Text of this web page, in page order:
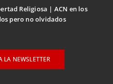
Religiosa
ACN en los
pero no olvidados
LA NEWSLETTER